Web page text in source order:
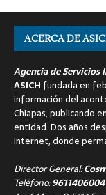
ACERCA DE
Agencia de Servicios
ASICH fundada en
información del
Chiapas, publicando
entidad. Dos años
internet, donde
Director General:
Teléfono:9611406004